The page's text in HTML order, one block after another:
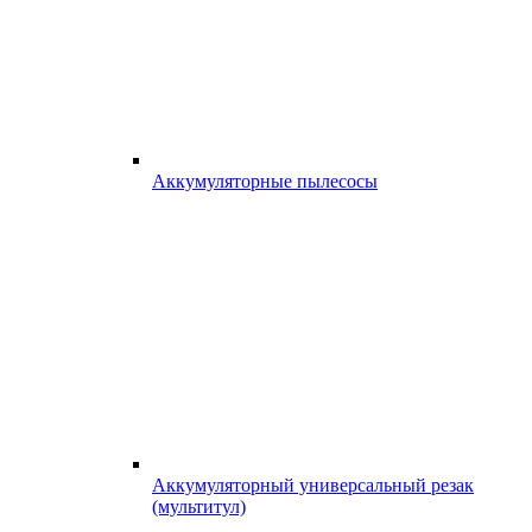
Аккумуляторные пылесосы
Аккумуляторный универсальный резак
(мультитул)